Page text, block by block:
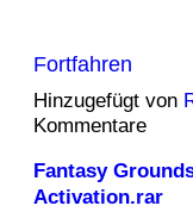
Fortfahren
Hinzugefügt von
Kommentare
Fantasy
Activation.rar